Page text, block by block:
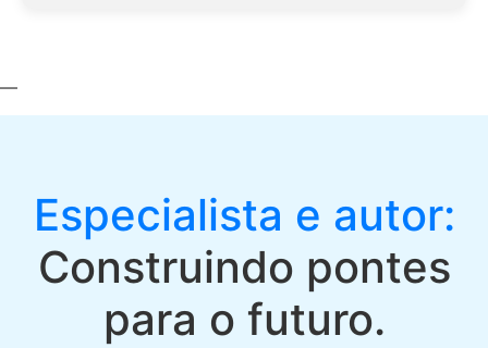
—
Especialista e autor:
Construindo pontes
para o futuro.